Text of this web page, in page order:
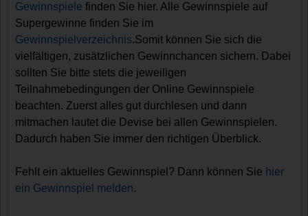
Gewinnspiele finden Sie hier. Alle Gewinnspiele auf
Supergewinne finden Sie im
Gewinnspielverzeichnis.Somit können Sie sich die
vielfältigen, zusätzlichen Gewinnchancen sichern. Dabei
sollten Sie bitte stets die jeweiligen
Teilnahmebedingungen der Online Gewinnspiele
beachten. Zuerst alles gut durchlesen und dann
mitmachen lautet die Devise bei allen Gewinnspielen.
Dadurch haben Sie immer den richtigen Überblick.
Fehlt ein aktuelles Gewinnspiel? Dann können Sie hier
ein Gewinnspiel melden.